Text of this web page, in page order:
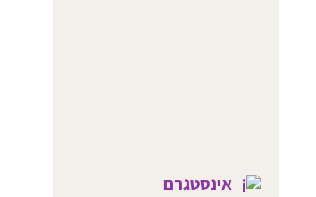
אינסטגרם